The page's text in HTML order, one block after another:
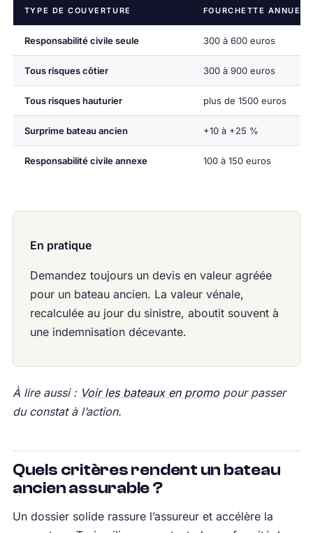
TYPE DE COUVERTURE FOURCHETTE
Responsabilité civile seule 300 à 600 euros
Tous risques côtier 300 à 900 euros
Tous risques hauturier plus de 1500 euros
Surprime bateau ancien +10 à +25 %
Responsabilité civile annexe 100 à 150 euros
En pratique
Demandez toujours un devis en valeur agréée
pour un bateau ancien. La valeur vénale,
recalculée au jour du sinistre, aboutit souvent à
une indemnisation décevante.
À lire aussi : Voir les bateaux en promopour passer
du constat à l’action.
Quels critères rendent un bateau
ancien assurable ?
Un dossier solide rassure l’assureur et accélère la